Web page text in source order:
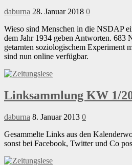
daburna 28. Januar 2018 0
Wieso sind Menschen in die NSDAP
dem Jahr 1934 geben Antworten. 683
getarnten soziologischem Experiment
sind nun online verfügbar.
Linksammlung KW 1/
daburna 8. Januar 2013 0
Gesammelte Links aus den
sonst bei Facebook, Twitter und Co